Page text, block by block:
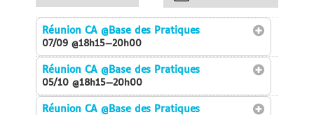
Réunion CA@Base des Pratiques
07/09 @18h15—20h00
Réunion CA@Base des Pratiques
05/10 @18h15—20h00
Réunion CA@Base des Pratiques